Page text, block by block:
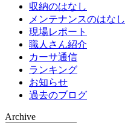
収納のはなし
メンテナンスのはなし
現場レポート
職人さん紹介
カーサ通信
ランキング
お知らせ
過去のブログ
Archive